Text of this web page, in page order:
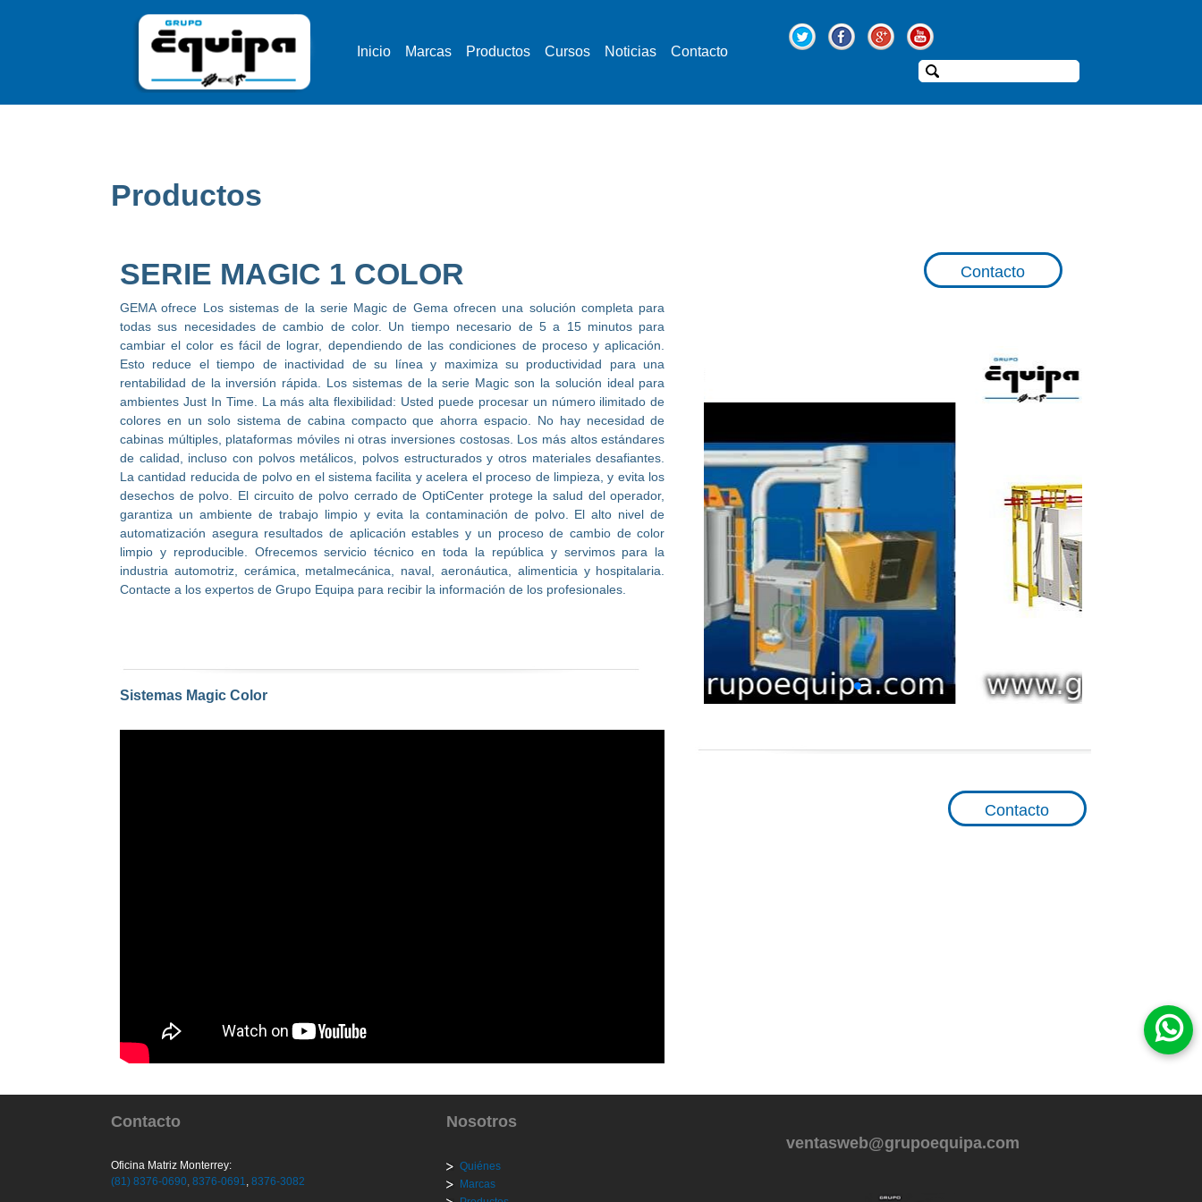
Inicio Marcas Productos Cursos Noticias Contacto
Productos
SERIE MAGIC 1 COLOR
GEMA ofrece Los sistemas de la serie Magic de Gema ofrecen una solución completa para
todas sus necesidades de cambio de color. Un tiempo necesario de 5 a 15 minutos para
cambiar el color es fácil de lograr, dependiendo de las condiciones de proceso y aplicación.
Esto reduce el tiempo de inactividad de su línea y maximiza su productividad para una
rentabilidad de la inversión rápida. Los sistemas de la serie Magic son la solución ideal para
ambientes Just In Time. La más alta flexibilidad: Usted puede procesar un número ilimitado de
colores en un solo sistema de cabina compacto que ahorra espacio. No hay necesidad de
cabinas múltiples, plataformas móviles ni otras inversiones costosas. Los más altos estándares
de calidad, incluso con polvos metálicos, polvos estructurados y otros materiales desafiantes.
La cantidad reducida de polvo en el sistema facilita y acelera el proceso de limpieza, y evita los
desechos de polvo. El circuito de polvo cerrado de OptiCenter protege la salud del operador,
garantiza un ambiente de trabajo limpio y evita la contaminación de polvo. El alto nivel de
automatización asegura resultados de aplicación estables y un proceso de cambio de color
limpio y reproducible. Ofrecemos servicio técnico en toda la república y servimos para la
industria automotriz, cerámica, metalmecánica, naval, aeronáutica, alimenticia y hospitalaria.
Contacte a los expertos de Grupo Equipa para recibir la información de los profesionales.
Sistemas Magic Color
Contacto
Contacto
Contacto
Oficina Matriz Monterrey:
(81) 8376-0690 8376-0691 8376-3082
Nosotros
Quiénes
Marcas
ventasweb@grupoequipa.com